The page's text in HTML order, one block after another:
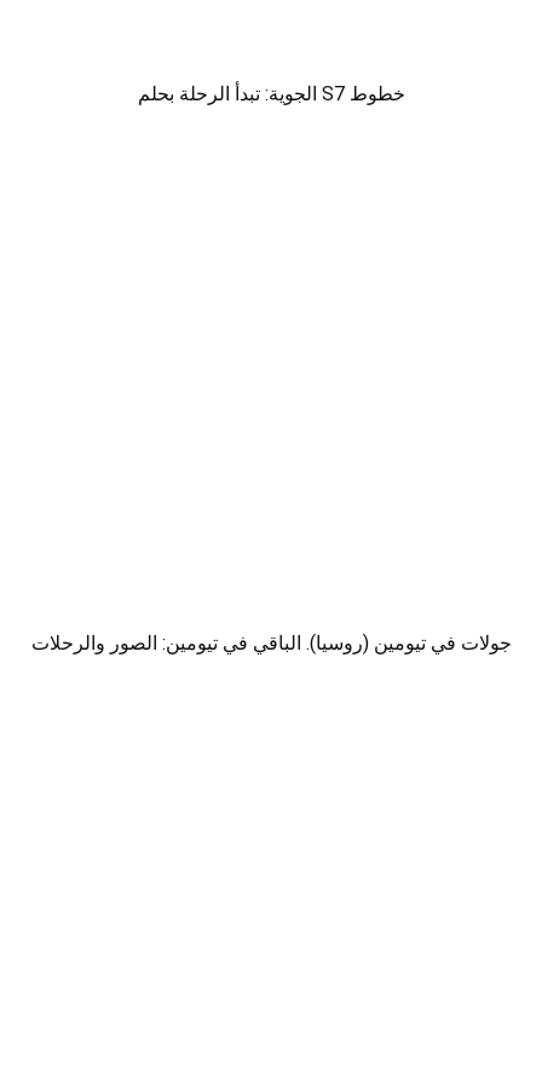
خطوط S7 الجوية: تبدأ الرحلة بحلم
جولات في تيومين (روسيا). الباقي في تيومين: الصور والرحلات